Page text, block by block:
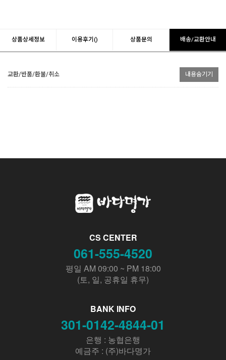
상품상세정보 이용후기() 상품문의 배송/교환안내
교환/반품/환불/취소 내용숨기기
CS CENTER
061-555-4520
평일 AM 09:00 ~ PM 18:00
(토, 일, 공휴일 휴무)
BANK INFO
301-0142-4844-01
은행 : 농협은행
예금주 : (주)바다명가